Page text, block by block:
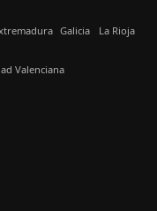
Galicia La Rioja
Valenciana